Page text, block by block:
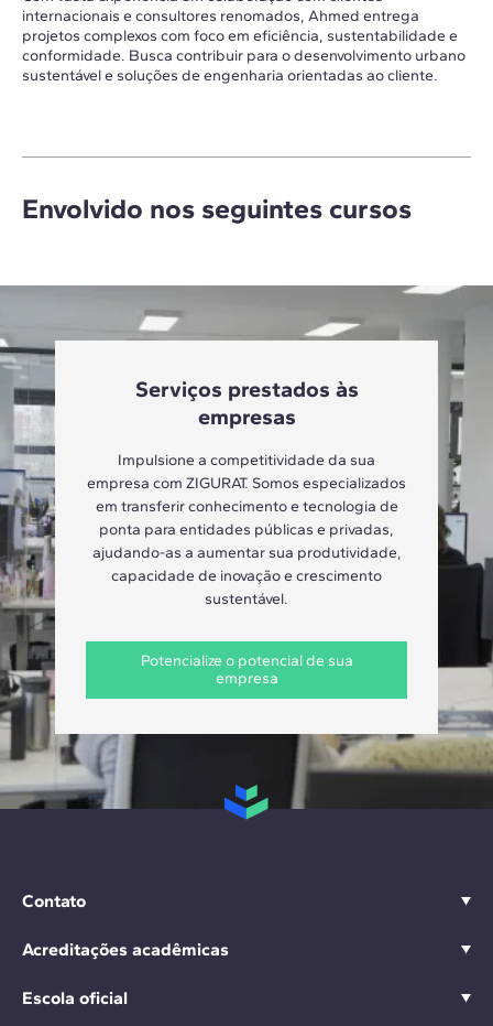
internacionais e consultores renomados, Ahmed entrega
projetos complexos com foco em eficiência, sustentabilidade e
conformidade. Busca contribuir para o desenvolvimento urbano
sustentável e soluções de engenharia orientadas ao cliente.
Envolvido nos seguintes cursos
Serviços prestados às
empresas
Impulsione a competitividade da sua
empresa com ZIGURAT. Somos especializados
em transferir conhecimento e tecnologia de
ponta para entidades públicas e privadas,
ajudando-as a aumentar sua produtividade,
capacidade de inovação e crescimento
sustentável.
Potencialize o potencial de sua
empresa
Contato
Acreditações acadêmicas
Escola oficial